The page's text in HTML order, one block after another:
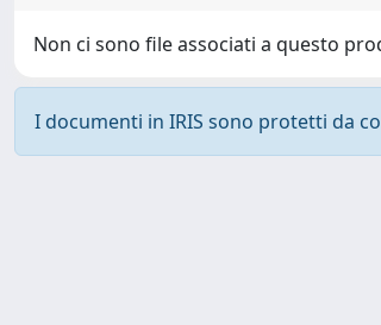
Non ci sono file associati a questo
I documenti in IRIS sono protetti da